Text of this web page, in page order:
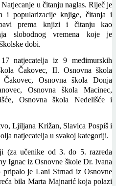
u čitanju naglas. Riječ je
i popularizacije knjige, čitanja i
prema knjizi i čitanju kao
slobodnog vremena koje je
dobi.
natjecatelja iz 9 međimurskih
Čakovec, II. Osnovna škola
Osnovna škola Donja
Osnovna škola Macinec,
Osnovna škola Nedelišće i
Ljiljana Križan, Slavica Pospiš i
natjecatelja u svakoj kategoriji.
(za učenike od 3. do 5. razreda
Ignac iz Osnovne škole Dr. Ivana
je Lani Strnad iz Osnovne
bila Marta Majnarić koja polazi